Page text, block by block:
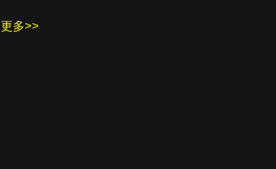
更多>>